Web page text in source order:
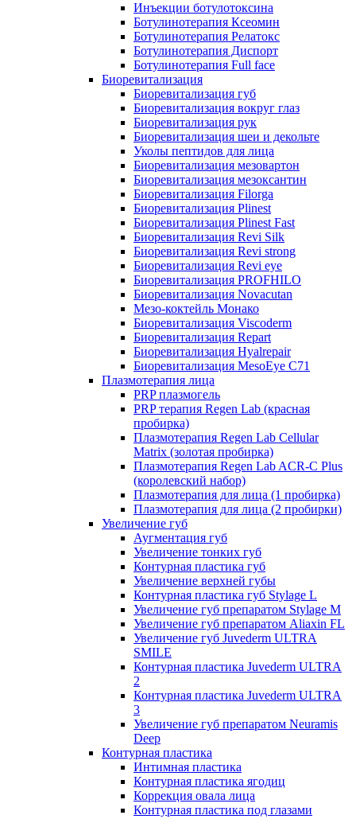
Инъекции ботулотоксина
Ботулинотерапия Ксеомин
Ботулинотерапия Релатокс
Ботулинотерапия Диспорт
Ботулинотерапия Full face
Биоревитализация
Биоревитализация губ
Биоревитализация вокруг глаз
Биоревитализация рук
Биоревитализация шеи и декольте
Уколы пептидов для лица
Биоревитализация мезовартон
Биоревитализация мезоксантин
Биоревитализация Filorga
Биоревитализация Plinest
Биоревитализация Plinest Fast
Биоревитализация Revi Silk
Биоревитализация Revi strong
Биоревитализация Revi eye
Биоревитализация PROFHILO
Биоревитализация Novacutan
Мезо-коктейль Монако
Биоревитализация Viscoderm
Биоревитализация Repart
Биоревитализация Hyalrepair
Биоревитализация MesoEye C71
Плазмотерапия лица
PRP плазмогель
PRP терапия Regen Lab (красная
пробирка)
Плазмотерапия Regen Lab Cellular
Matrix (золотая пробирка)
Плазмотерапия Regen Lab ACR-C Plus
(королевский набор)
Плазмотерапия для лица (1 пробирка)
Плазмотерапия для лица (2 пробирки)
Увеличение губ
Аугментация губ
Увеличение тонких губ
Контурная пластика губ
Увеличение верхней губы
Контурная пластика губ Stylage L
Увеличение губ препаратом Stylage M
Увеличение губ препаратом Aliaxin FL
Увеличение губ Juvederm ULTRA
SMILE
Контурная пластика Juvederm ULTRA
2
Контурная пластика Juvederm ULTRA
3
Увеличение губ препаратом Neuramis
Deep
Контурная пластика
Интимная пластика
Контурная пластика ягодиц
Коррекция овала лица
Контурная пластика под глазами